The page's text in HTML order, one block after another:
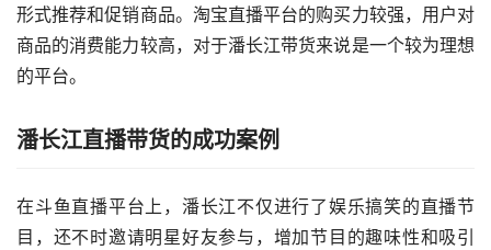
形式推荐和促销商品。淘宝直播平台的购买力较强，用户对
商品的消费能力较高，对于潘长江带货来说是一个较为理想
的平台。
潘长江直播带货的成功案例
在斗鱼直播平台上，潘长江不仅进行了娱乐搞笑的直播节
目，还不时邀请明星好友参与，增加节目的趣味性和吸引